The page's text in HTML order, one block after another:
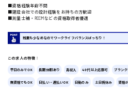
製造オペレーター
検品・包装・箱詰め
■資格経験年齢不問
■建設会社での設計経験をお持ちの方歓迎
■測量士補・RCCMなどの資格取得者優遇
残業も少なめなのでワークライフバランスばっちり！
この求人の特徴：
平日のみでOK 長期休暇あり 高収入 40代以上応募可 ブラン
無資格でもOK 日払い・週払いOK 日勤のみ 土日祝休み 資格